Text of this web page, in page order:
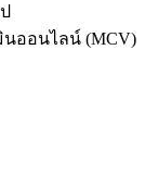
นออนไลน์ (MCV)